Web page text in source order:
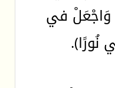
وَاجْعَلْ في
نُورًا).